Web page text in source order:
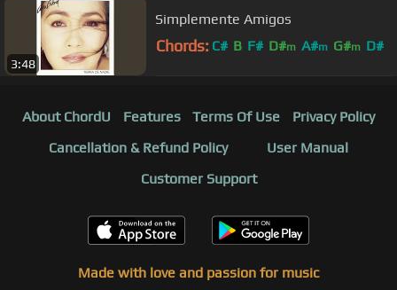
3:48
Simplemente Amigos
Chords: C# B F# D#m A#m G#m D#
About ChordU Features Terms Of Use
Privacy Policy
Cancellation & Refund Policy
User Manual
Customer Support
Made with love and passion for music